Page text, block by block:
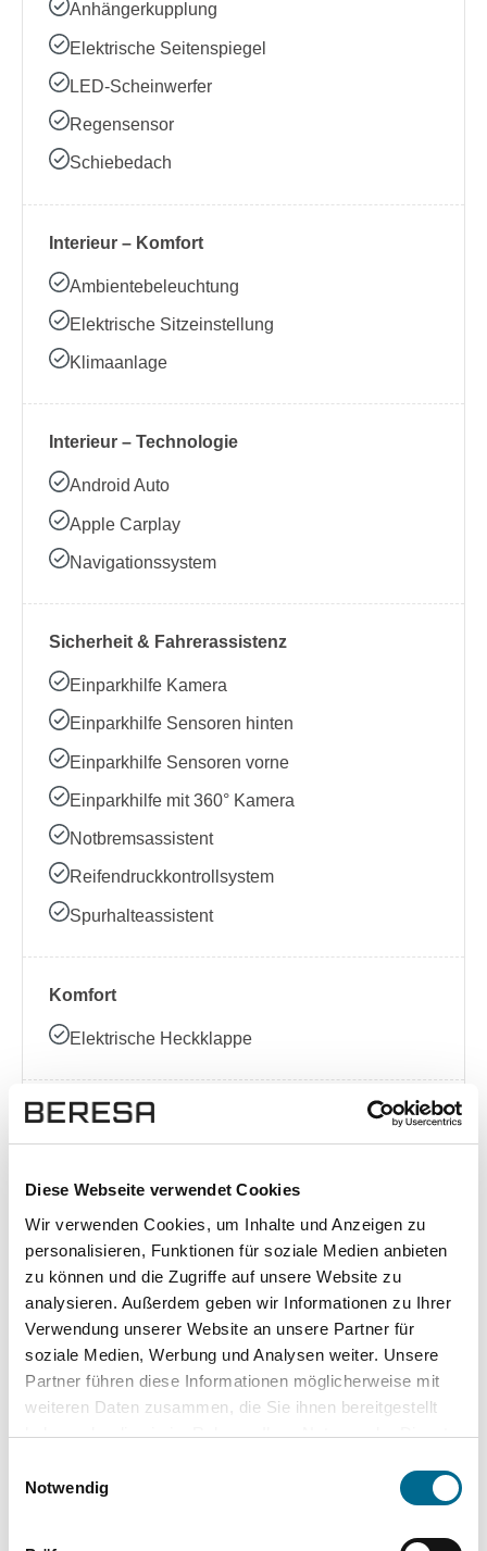
Diese Webseite verwendet Cookies
Wir verwenden Cookies, um Inhalte und Anzeigen zu
personalisieren, Funktionen für soziale Medien anbieten
zu können und die Zugriffe auf unsere Website zu
analysieren. Außerdem geben wir Informationen zu Ihrer
Verwendung unserer Website an unsere Partner für
soziale Medien, Werbung und Analysen weiter. Unsere
Partner führen diese Informationen möglicherweise mit
weiteren Daten zusammen, die Sie ihnen bereitgestellt
haben oder die sie im Rahmen Ihrer Nutzung der Dienste
Cookies, wenn Sie unsere Webseite weiterhin nutzen.
Notwendig
Anhängerkupplung
Elektrische Seitenspiegel
LED-Scheinwerfer
Regensensor
Schiebedach
Interieur – Komfort
Ambientebeleuchtung
Elektrische Sitzeinstellung
Klimaanlage
Interieur – Technologie
Android Auto
Apple Carplay
Navigationssystem
Sicherheit & Fahrerassistenz
Einparkhilfe Kamera
Einparkhilfe Sensoren hinten
Einparkhilfe Sensoren vorne
Einparkhilfe mit 360° Kamera
Notbremsassistent
Reifendruckkontrollsystem
Spurhalteassistent
Komfort
Elektrische Heckklappe
Exposé herunterladen [pdf]
Unsere Vorteile
wuddi Leasing Kauf
Versicherung ✔ - -
-